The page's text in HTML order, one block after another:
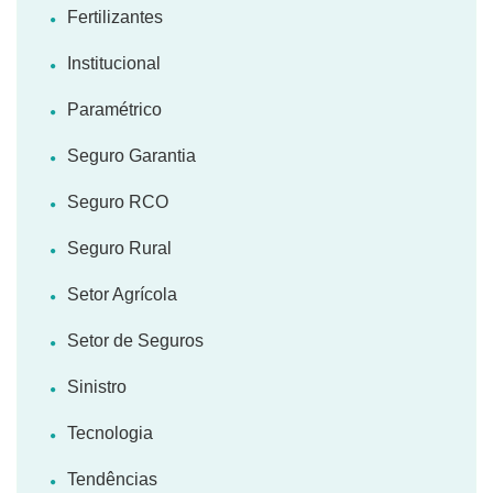
Fertilizantes
Institucional
Paramétrico
Seguro Garantia
Seguro RCO
Seguro Rural
Setor Agrícola
Setor de Seguros
Sinistro
Tecnologia
Tendências